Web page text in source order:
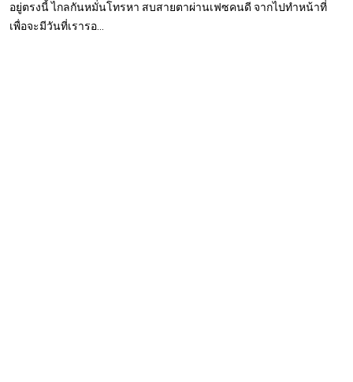
อยู่ตรงนี้ ไกลกันหมั่นโทรหา สบสายตาผ่านเฟซคนดี จากไปทำหน้าที่
เพื่อจะมีวันที่เรารอ...